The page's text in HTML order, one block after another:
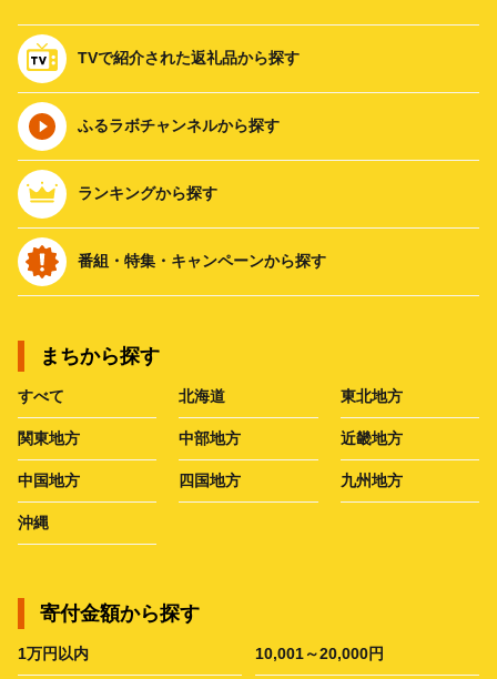
TVで紹介された返礼品から探す
ふるラボチャンネルから探す
ランキングから探す
番組・特集・キャンペーンから探す
まちから探す
すべて 北海道 東北地方
関東地方 中部地方 近畿地方
中国地方 四国地方 九州地方
沖縄
寄付金額から探す
1万円以内 10,001～20,000円